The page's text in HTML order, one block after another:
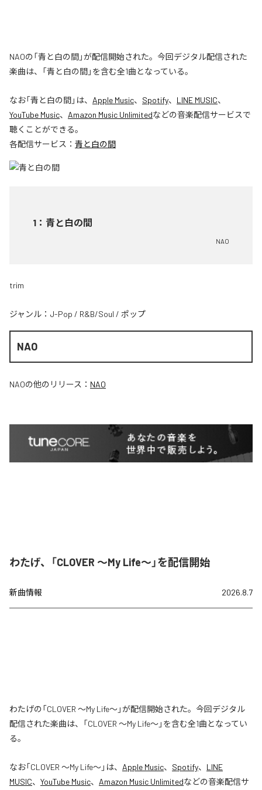
NAOの「青と白の間」が配信開始された。今回デジタル配信された
楽曲は、「青と白の間」を含む全1曲となっている。
なお「青と白の間」は、 Apple Music、 Spotify、 LINE MUSIC、
YouTube Music、 Amazon Music Unlimitedなどの音楽配信サービスで
聴くことができる。
各配信サービス： 青と白の間
1 ： 青と白の間
NAO
trim
ジャンル： J-Pop / R&B/Soul / ポップ
NAO
NAOの他のリリース： NAO
わたげ、「CLOVER ～My Life～」を配信開始
新曲情報 2026.8.7
わたげの「CLOVER ～My Life～」が配信開始された。今回デジタル
配信された楽曲は、「CLOVER ～My Life～」を含む全1曲となってい
る。
なお「CLOVER ～My Life～」は、 Apple Music、 Spotify、 LINE
MUSIC、 YouTube Music、 Amazon Music Unlimitedなどの音楽配信サ